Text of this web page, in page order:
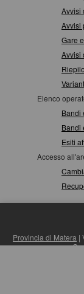
Avvisi
Avvisi
Gare
Avvisi
Elenco
Bandi
Bandi
Esiti
Accesso
Provincia di Matera |